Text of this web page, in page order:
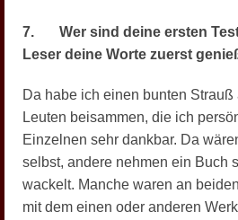
7. Wer sind deine ersten
Leser deine Worte zuerst
Da habe ich einen bunten
Leuten beisammen, die ich
Einzelnen sehr dankbar. Da
selbst, andere nehmen ein Buch
wackelt. Manche waren an
mit dem einen oder anderen